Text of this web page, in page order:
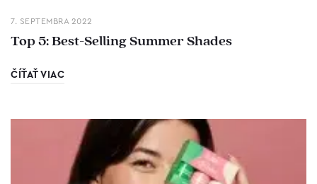
7. SEPTEMBRA 2022
Top 5: Best-Selling Summer Shades
ČÍŤAŤ VIAC